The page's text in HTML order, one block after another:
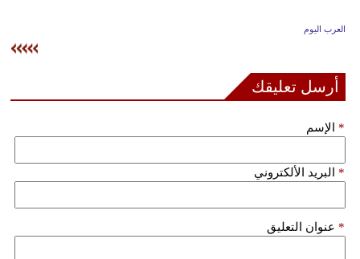
ديكور
مرأة
وتكنولوجيا
العرب اليوم
أرسل تعليقك
الإسم *
البريد الألكتروني *
عنوان التعليق *